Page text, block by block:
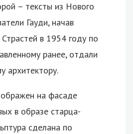
– тексты из Нового
Гауди, начав
в 1954 году по
ранее, отдали
архитектору.
на фасаде
в образе старца-
сделана по